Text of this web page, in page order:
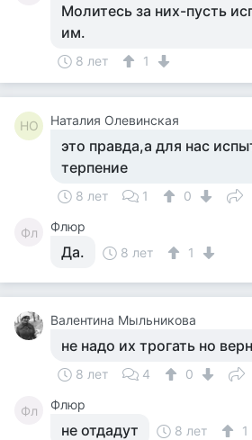
Молитесь за них-пусть
им.
8 лет 1
НО Наталия Олевинская
это правда,а для нас
терпение
8 лет 1 0
Фл Флюр
Да. 8 лет 1
Валентина Мыльникова
не надо их трогать но
8 лет 4 0
Фл Флюр
не отдадут 8 лет 1